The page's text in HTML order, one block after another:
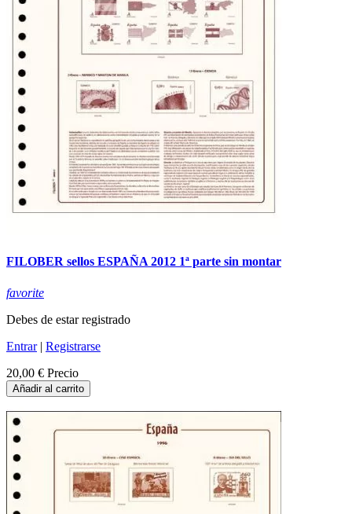
FILOBER sellos ESPAÑA 2012 1ª parte sin montar
favorite
Debes de estar registrado
Entrar| Registrarse
20,00 € Precio
Añadir al carrito